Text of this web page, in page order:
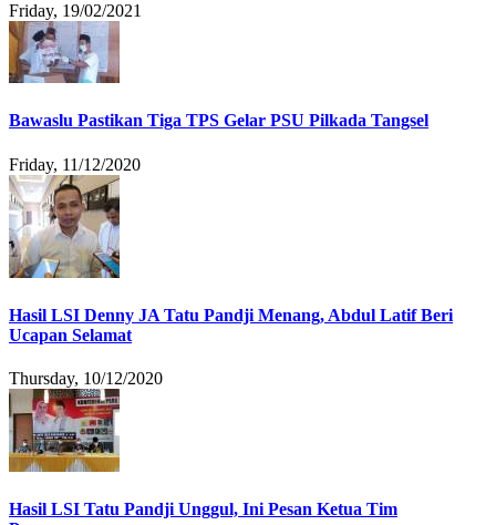
Friday, 19/02/2021
Bawaslu Pastikan Tiga TPS Gelar PSU Pilkada Tangsel
Friday, 11/12/2020
Hasil LSI Denny JA Tatu Pandji Menang, Abdul Latif Beri
Ucapan Selamat
Thursday, 10/12/2020
Hasil LSI Tatu Pandji Unggul, Ini Pesan Ketua Tim